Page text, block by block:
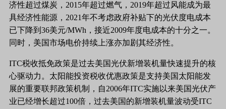
济性超过煤炭，2015年超过燃气，2019年超过风能成为最
具经济性能源，2021年不考虑政府补贴下的光伏度电成本
已下降到36美元/MWh，接近2009年度电成本的十分之一。
同时，美国市场电价持续上涨亦加剧其经济性。
ITC税收抵免政策是过去美国光伏新增装机量快速提升的核
心驱动力。太阳能投资税收优惠政策是支持美国太阳能发
展的重要联邦政策机制，自2006年ITC实施以来美国光伏产
业已经增长超过100倍，过去美国的新增装机量波动受ITC